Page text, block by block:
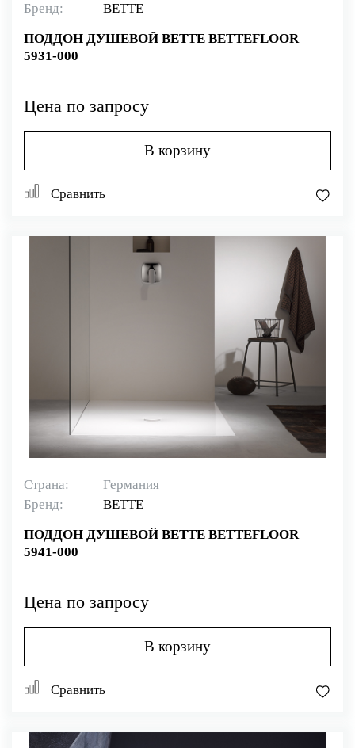
Бренд:
BETTE
ПОДДОН ДУШЕВОЙ BETTE BETTEFLOOR
5931-000
Цена по запросу
В корзину
Сравнить
Страна:
Германия
Бренд:
BETTE
ПОДДОН ДУШЕВОЙ BETTE BETTEFLOOR
5941-000
Цена по запросу
В корзину
Сравнить